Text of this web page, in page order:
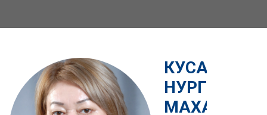
КУСАЕВА
НУРГУЛ